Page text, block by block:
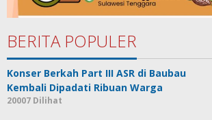
BERITA POPULER
Konser Berkah Part III ASR di Baubau
Kembali Dipadati Ribuan Warga
20007 Dilihat